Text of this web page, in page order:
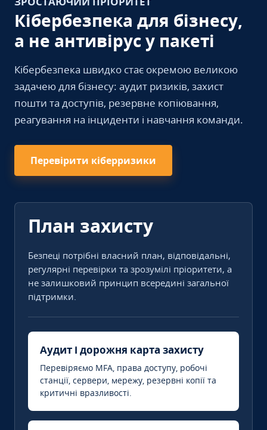
Кібербезпека для бізнесу,
а не антивірус у пакеті
Кібербезпека швидко стає окремою великою
задачею для бізнесу: аудит ризиків, захист
пошти та доступів, резервне копіювання,
реагування на інциденти і навчання команди.
Перевірити кіберризики
План захисту
Безпеці потрібні власний план, відповідальні,
регулярні перевірки та зрозумілі пріоритети, а
не залишковий принцип всередині загальної
підтримки.
Аудит і дорожня карта захисту
Перевіряємо MFA, права доступу, робочі
станції, сервери, мережу, резервні копії та
критичні вразливості.